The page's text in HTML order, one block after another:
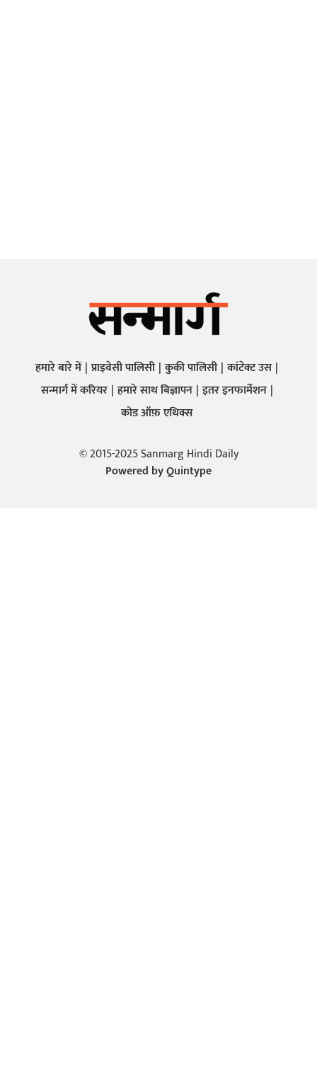
हमारे बारे में प्राइवेसी पालिसी कुकी पालिसी कांटेक्ट उस
सन्मार्ग में करियर हमारे साथ बिज्ञापन इतर इनफार्मेशन
कोड ऑफ़ एथिक्स
© 2015-2025 Sanmarg Hindi Daily
Powered byQuintype